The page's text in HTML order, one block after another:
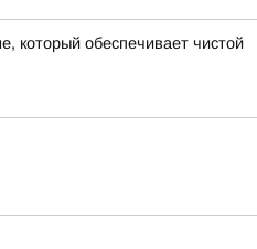
который обеспечивает чистой